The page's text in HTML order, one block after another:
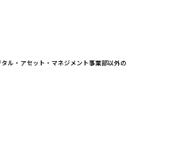
ル・アセット・マネジメント事業部以外の